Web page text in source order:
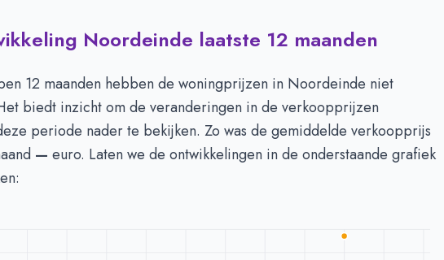
Noordeinde per m2-Afgelopen 3 maanden (per m2)
Type
€ 6.916
euro's
€ 0
Noordeinde laatste 12 maanden
12 maanden hebben de woningprijzen in Noordeinde niet
biedt inzicht om de veranderingen in de verkoopprijzen
periode nader te bekijken. Zo was de gemiddelde verkoopprijs
— euro. Laten we de ontwikkelingen in de onderstaande grafiek